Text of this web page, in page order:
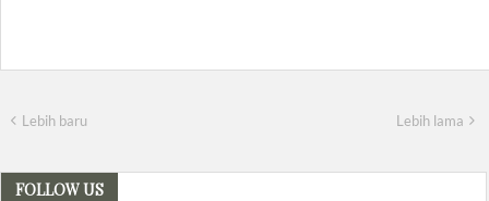
Lebih baru Lebih lama
FOLLOW US